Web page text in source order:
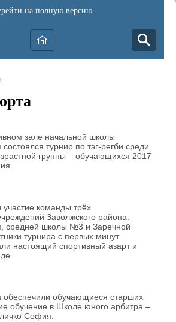
на полную версию
зале начальной школы
турнир по тэг-регби среди
группы – обучающихся 2017–
команды трёх
Заволжского района:
средней школы №3 и Заречной
турнира с первых минут
настоящий спортивный азарт и
обеспечили обучающиеся старших
обучение в Школе юного арбитра –
София.